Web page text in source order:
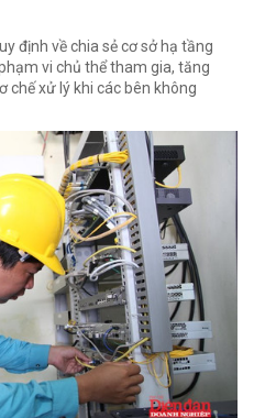
định về chia sẻ cơ sở hạ tầng
vi chủ thể tham gia, tăng
chế xử lý khi các bên không